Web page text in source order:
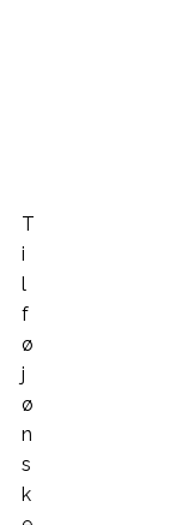
T
i
l
f
ø
j
ø
n
s
k